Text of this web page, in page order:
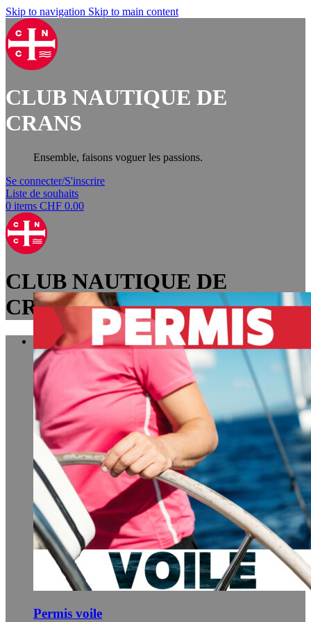
Skip to navigation Skip to main content
CLUB NAUTIQUE DE
CRANS
Ensemble, faisons voguer les passions.
Se connecter/S'inscrire
Liste de souhaits
0 items CHF 0.00
CLUB NAUTIQUE DE
CRANS
Boutique
Permis voile